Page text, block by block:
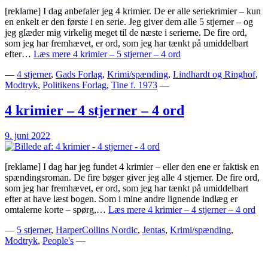
[reklame] I dag anbefaler jeg 4 krimier. De er alle seriekrimier – kun
en enkelt er den første i en serie. Jeg giver dem alle 5 stjerner – og
jeg glæder mig virkelig meget til de næste i serierne. De fire ord,
som jeg har fremhævet, er ord, som jeg har tænkt på umiddelbart
efter… Læs mere 4 krimier – 5 stjerner – 4 ord
— 4 stjerner, Gads Forlag, Krimi/spænding, Lindhardt og Ringhof,
Modtryk, Politikens Forlag, Tine f. 1973 —
4 krimier – 4 stjerner – 4 ord
9. juni 2022
[reklame] I dag har jeg fundet 4 krimier – eller den ene er faktisk en
spændingsroman. De fire bøger giver jeg alle 4 stjerner. De fire ord,
som jeg har fremhævet, er ord, som jeg har tænkt på umiddelbart
efter at have læst bogen. Som i mine andre lignende indlæg er
omtalerne korte – spørg,… Læs mere 4 krimier – 4 stjerner – 4 ord
— 5 stjerner, HarperCollins Nordic, Jentas, Krimi/spænding,
Modtryk, People's —